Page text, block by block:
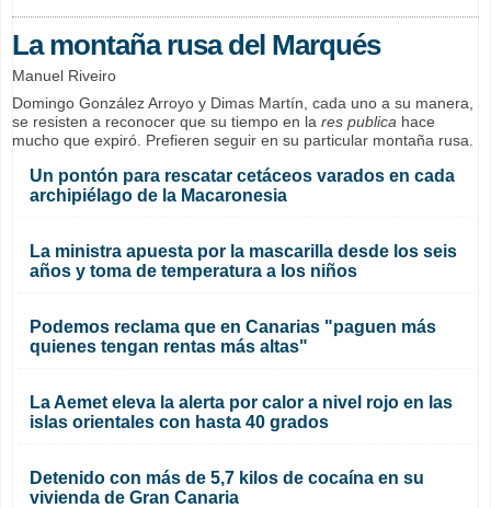
La montaña rusa del Marqués
Manuel Riveiro
Domingo González Arroyo y Dimas Martín, cada uno a su manera,
se resisten a reconocer que su tiempo en la res publica hace
mucho que expiró. Prefieren seguir en su particular montaña rusa.
Un pontón para rescatar cetáceos varados en cada
archipiélago de la Macaronesia
La ministra apuesta por la mascarilla desde los seis
años y toma de temperatura a los niños
Podemos reclama que en Canarias "paguen más
quienes tengan rentas más altas"
La Aemet eleva la alerta por calor a nivel rojo en las
islas orientales con hasta 40 grados
Detenido con más de 5,7 kilos de cocaína en su
vivienda de Gran Canaria